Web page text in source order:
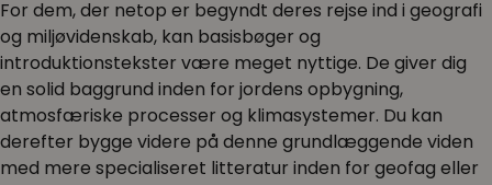
For dem, der netop er begyndt deres rejse ind i geografi
og miljøvidenskab, kan basisbøger og
introduktionstekster være meget nyttige. De giver dig
en solid baggrund inden for jordens opbygning,
atmosfæriske processer og klimasystemer. Du kan
derefter bygge videre på denne grundlæggende viden
med mere specialiseret litteratur inden for geofag eller